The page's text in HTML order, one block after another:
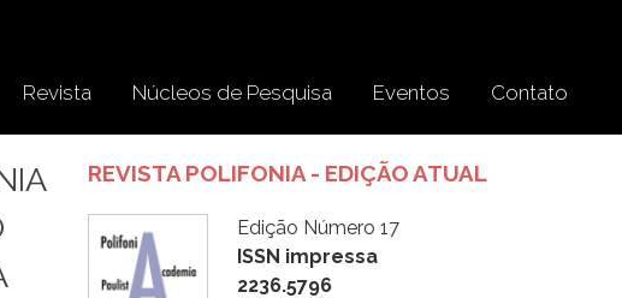
Revista Núcleos de Pesquisa Eventos Contato
REVISTA POLIFONIA - EDIÇÃO ATUAL
Edição Número 17
ISSN impressa
2236.5796